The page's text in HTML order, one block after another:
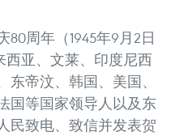
周年（1945年9月2日
西亚、文莱、印度尼西
帝汶、韩国、美国、
国等国家领导人以及东
民致电、致信并发表贺